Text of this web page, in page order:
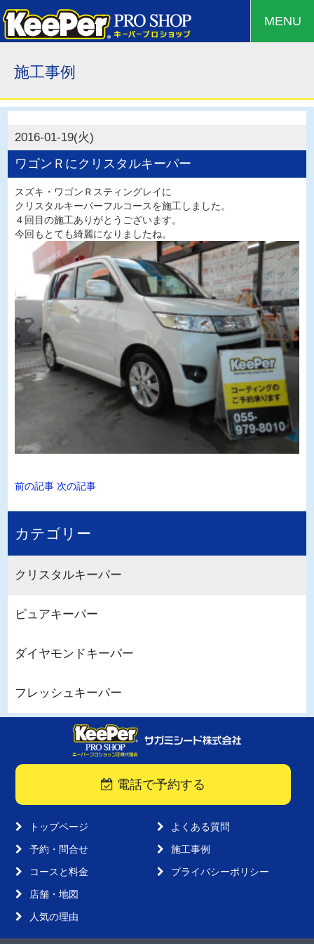
MENU
施工事例
2016-01-19(火)
ワゴンＲにクリスタルキーパー
スズキ・ワゴンＲスティングレイに
クリスタルキーパーフルコースを施工しました。
４回目の施工ありがとうございます。
今回もとても綺麗になりましたね。
前の記事 次の記事
カテゴリー
クリスタルキーパー
ピュアキーパー
ダイヤモンドキーパー
フレッシュキーパー
電話で予約する
トップページ
予約・問合せ
コースと料金
店舗・地図
人気の理由
よくある質問
施工事例
プライバシーポリシー